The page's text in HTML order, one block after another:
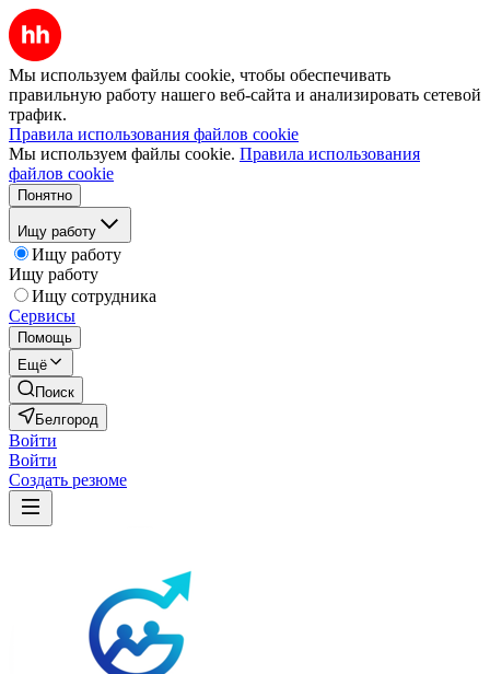
Мы используем файлы cookie, чтобы обеспечивать
правильную работу нашего веб-сайта и анализировать сетевой
трафик.
Правила использования файлов cookie
Мы используем файлы cookie. Правила использования
файлов cookie
Понятно
Ищу работу
Ищу работу
Ищу работу
Ищу сотрудника
Сервисы
Помощь
Ещё
Поиск
Белгород
Войти
Войти
Создать резюме